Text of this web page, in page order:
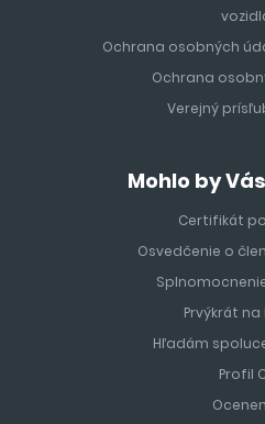
Ochrana osobných
Ochrana
Verejný
Mohlo by
Certifikát
Osvedčenie o
Prvýkrát na
Hľadám
Profil